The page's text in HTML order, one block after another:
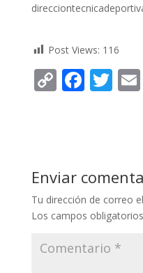
Post Views: 116
C
Li
n
k
F
o
o
k
T
Enviar
Tu dirección de correo
Los campos